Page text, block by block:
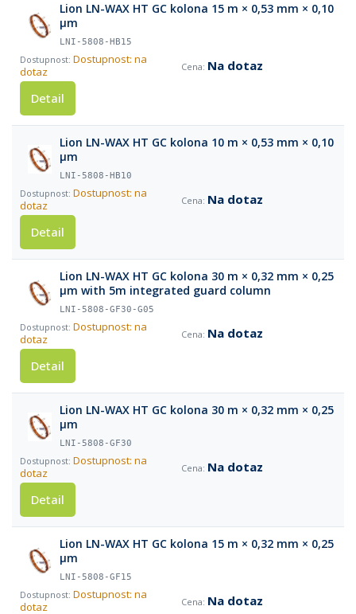
Lion LN-WAX HT GC kolona 15 m × 0,53 mm × 0,10
µm
LNI-5808-HB15
Dostupnost: na
dotaz
Na dotaz
Detail
Lion LN-WAX HT GC kolona 10 m × 0,53 mm × 0,10
µm
LNI-5808-HB10
Dostupnost: na
dotaz
Na dotaz
Detail
Lion LN-WAX HT GC kolona 30 m × 0,32 mm × 0,25
µm with 5m integrated guard column
LNI-5808-GF30-G05
Dostupnost: na
dotaz
Na dotaz
Detail
Lion LN-WAX HT GC kolona 30 m × 0,32 mm × 0,25
µm
LNI-5808-GF30
Dostupnost: na
dotaz
Na dotaz
Detail
Lion LN-WAX HT GC kolona 15 m × 0,32 mm × 0,25
µm
LNI-5808-GF15
Dostupnost: na
dotaz
Na dotaz